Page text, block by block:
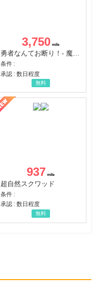
3,750
勇者なんてお断り！- 魔王の力で異世界征服
条件 :
承認 : 数日程度
無料
937
超自然スクワッド
条件 :
承認 : 数日程度
無料